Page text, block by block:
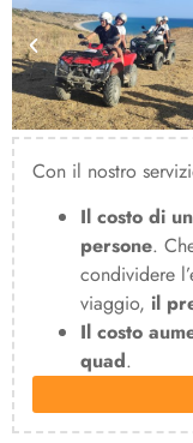
Con il nostro
Il costo di
persone.
condividere
viaggio, il
Il costo
quad.